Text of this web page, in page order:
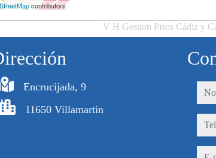
contributors
V H Gestion Pisos Cádiz y
Encrucijada, 9
11650 Villamartin
e-